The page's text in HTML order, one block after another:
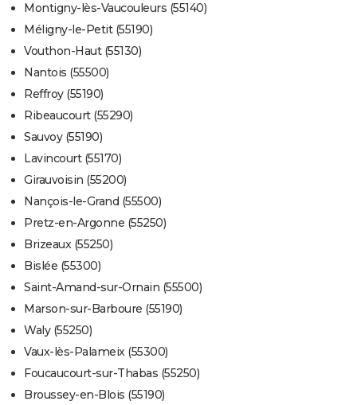
Montigny-lès-Vaucouleurs (55140)
Méligny-le-Petit (55190)
Vouthon-Haut (55130)
Nantois (55500)
Reffroy (55190)
Ribeaucourt (55290)
Sauvoy (55190)
Lavincourt (55170)
Girauvoisin (55200)
Nançois-le-Grand (55500)
Pretz-en-Argonne (55250)
Brizeaux (55250)
Bislée (55300)
Saint-Amand-sur-Ornain (55500)
Marson-sur-Barboure (55190)
Waly (55250)
Vaux-lès-Palameix (55300)
Foucaucourt-sur-Thabas (55250)
Broussey-en-Blois (55190)